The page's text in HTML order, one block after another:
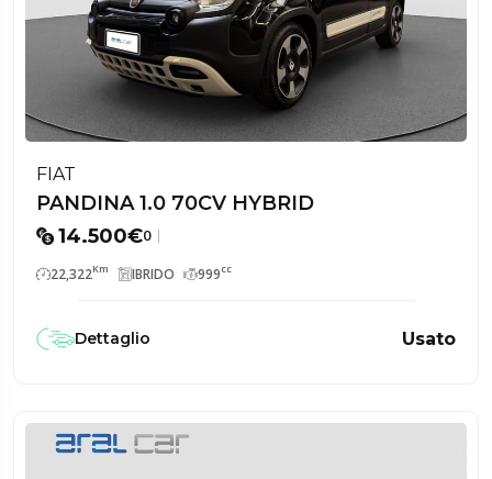
FIAT
PANDINA 1.0 70CV HYBRID
14.500€0
22,322Km IBRIDO 999cc
Dettaglio Usato